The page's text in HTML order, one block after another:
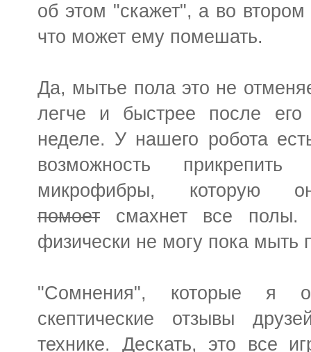
об этом "скажет", а во
что может ему помешать.
Да, мытье пола это не
легче и быстрее после
неделе. У нашего робота
возможность
микрофибры, которую
помоет смахнет все полы.
физически не могу пока мыть
"Сомнения", которые я
скептические отзывы
технике. Дескать, это все